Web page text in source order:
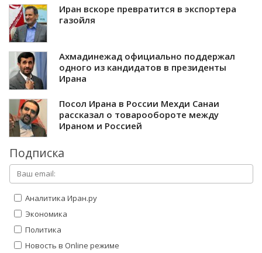
Иран вскоре превратится в экспортера
газойля
Ахмадинежад официально поддержал
одного из кандидатов в президенты
Ирана
Посол Ирана в России Мехди Санаи
рассказал о товарообороте между
Ираном и Россией
Подписка
Аналитика Иран.ру
Экономика
Политика
Новость в Online режиме